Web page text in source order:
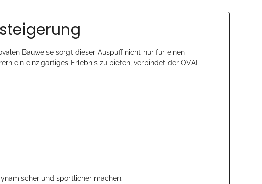
Bauweise sorgt dieser Auspuff nicht nur für einen
ein einzigartiges Erlebnis zu bieten, verbindet der OVAL
und sportlicher machen.